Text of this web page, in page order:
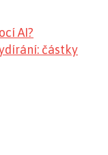
AI?
částky